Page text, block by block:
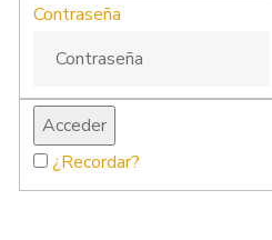
Contraseña
¿Recordar?